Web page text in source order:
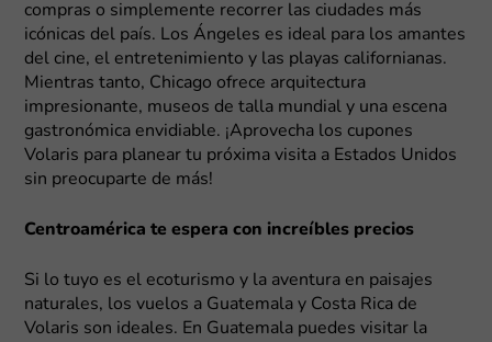
compras o simplemente recorrer las ciudades más
icónicas del país. Los Ángeles es ideal para los amantes
del cine, el entretenimiento y las playas californianas.
Mientras tanto, Chicago ofrece arquitectura
impresionante, museos de talla mundial y una escena
gastronómica envidiable. ¡Aprovecha los cupones
Volaris para planear tu próxima visita a Estados Unidos
sin preocuparte de más!
Centroamérica te espera con increíbles precios
Si lo tuyo es el ecoturismo y la aventura en paisajes
naturales, los vuelos a Guatemala y Costa Rica de
Volaris son ideales. En Guatemala puedes visitar la